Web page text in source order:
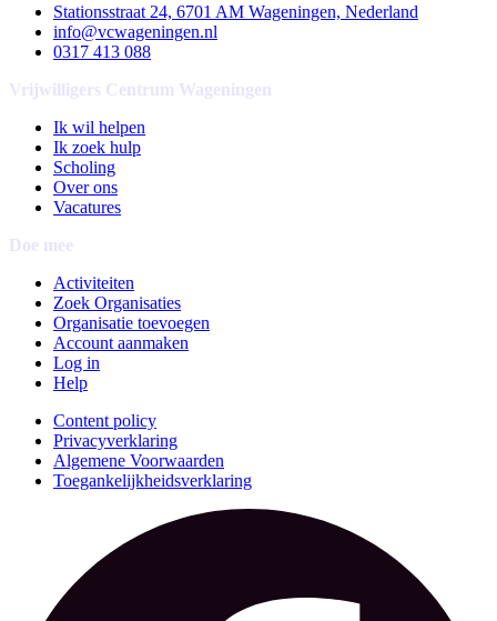
Stationsstraat 24, 6701 AM Wageningen, Nederland
info@vcwageningen.nl
0317 413 088
Vrijwilligers Centrum Wageningen
Ik wil helpen
Ik zoek hulp
Scholing
Over ons
Vacatures
Doe mee
Activiteiten
Zoek Organisaties
Organisatie toevoegen
Account aanmaken
Log in
Help
Content policy
Privacyverklaring
Algemene Voorwaarden
Toegankelijkheidsverklaring